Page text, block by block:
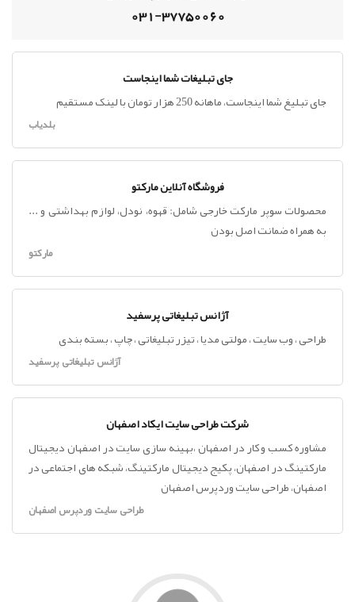
031-37750060
جای تبلیغات شما اینجاست
جای تبلیغ شما اینجاست، ماهانه 250 هزار تومان با لینک مستقیم
بلدیاب
فروشگاه آنلاین مارکتو
محصولات سوپر مارکت خارجی شامل: قهوه، نودل، لوازم بهداشتی و ...
به همراه ضمانت اصل بودن
مارکتو
آژانس تبلیغاتی پرسفید
طراحی ، وب سایت ، مولتی مدیا ، تیزر تبلیغاتی ، چاپ ، بسته بندی
آژانس تبلیغاتی پرسفید
شرکت طراحی سایت ایکاد اصفهان
مشاوره کسب و کار در اصفهان ،بهینه سازی سایت در اصفهان دیجیتال
مارکتینگ در اصفهان، پکیج دیجیتال مارکتینگ، شبکه های اجتماعی در
اصفهان، طراحی سایت وردپرس اصفهان
طراحی سایت وردپرس اصفهان